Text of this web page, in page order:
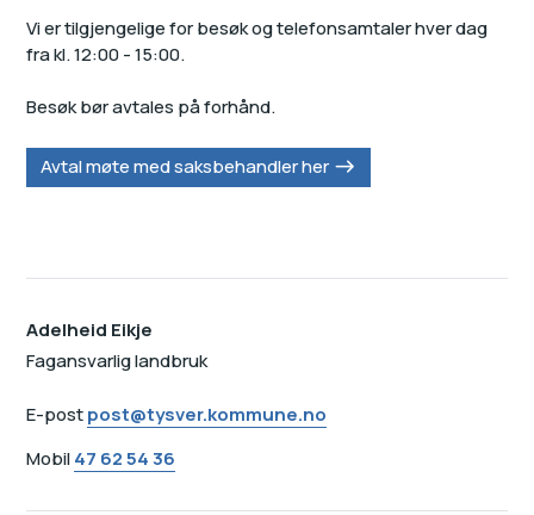
Vi er tilgjengelige for besøk og telefonsamtaler hver dag
fra kl. 12:00 - 15:00.
Besøk bør avtales på forhånd.
Avtal møte med saksbehandler her
Adelheid Eikje
Fagansvarlig landbruk
E-postpost@tysver.kommune.no
Mobil47 62 54 36